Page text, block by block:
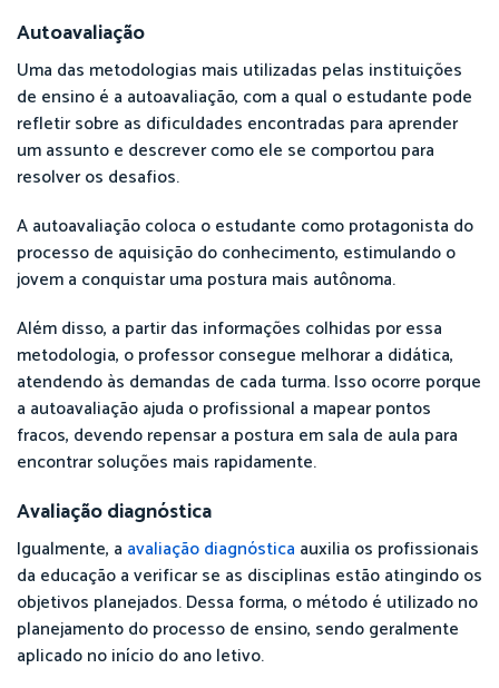
Autoavaliação
Uma das metodologias mais utilizadas pelas instituições
de ensino é a autoavaliação, com a qual o estudante pode
refletir sobre as dificuldades encontradas para aprender
um assunto e descrever como ele se comportou para
resolver os desafios.
A autoavaliação coloca o estudante como protagonista do
processo de aquisição do conhecimento, estimulando o
jovem a conquistar uma postura mais autônoma.
Além disso, a partir das informações colhidas por essa
metodologia, o professor consegue melhorar a didática,
atendendo às demandas de cada turma. Isso ocorre porque
a autoavaliação ajuda o profissional a mapear pontos
fracos, devendo repensar a postura em sala de aula para
encontrar soluções mais rapidamente.
Avaliação diagnóstica
Igualmente, a avaliação diagnóstica auxilia os profissionais
da educação a verificar se as disciplinas estão atingindo os
objetivos planejados. Dessa forma, o método é utilizado no
planejamento do processo de ensino, sendo geralmente
aplicado no início do ano letivo.